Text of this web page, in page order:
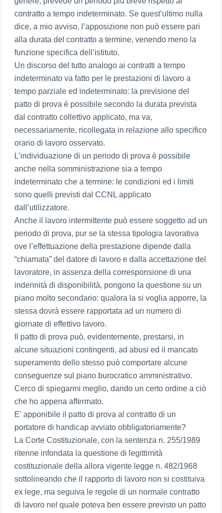
contratto a tempo indeterminato. Se quest’ultimo nulla
dice, a mio avviso, l’apposizione non può essere pari
alla durata del contratto a termine, venendo meno la
funzione specifica dell’istituto.
Un discorso del tutto analogo ai contratti a tempo
indeterminato va fatto per le prestazioni di lavoro a
tempo parziale ed indeterminato: la previsione del
patto di prova è possibile secondo la durata prevista
dal contratto collettivo applicato, ma va,
necessariamente, ricollegata in relazione allo specifico
orario di lavoro osservato.
L’individuazione di un periodo di prova è possibile
anche nella somministrazione sia a tempo
indeterminato che a termine: le condizioni ed i limiti
sono quelli previsti dal CCNL applicato
dall’utilizzatore.
Anche il lavoro intermittente può essere soggetto ad un
periodo di prova, pur se la stessa tipologia lavorativa
ove l’effettuazione della prestazione dipende dalla
“chiamata” del datore di lavoro e dalla accettazione del
lavoratore, in assenza della corresponsione di una
indennità di disponibilità, pongono la questione su un
piano molto secondario: qualora la si voglia apporre, la
stessa dovrà essere rapportata ad un numero di
giornate di effettivo lavoro.
Il patto di prova può, evidentemente, prestarsi, in
alcune situazioni contingenti, ad abusi ed il mancato
superamento dello stesso può comportare alcune
conseguenze sul piano burocratico amministrativo.
Cerco di spiegarmi meglio, dando un certo ordine a ciò
che ho appena affermato.
E’ apponibile il patto di prova al contratto di un
portatore di handicap avviato obbligatoriamente?
La Corte Costituzionale, con la sentenza n. 255/1989
ritenne infondata la questione di legittimità
costituzionale della allora vigente legge n. 482/1968
sottolineando che il rapporto di lavoro non si costituiva
ex lege, ma seguiva le regole di un normale contratto
di lavoro nel quale poteva ben essere previsto un patto